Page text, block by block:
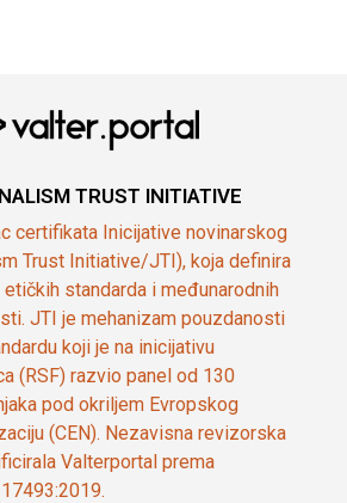
TRUST INITIATIVE
certifikata Inicijative novinarskog
Trust Initiative/JTI), koja definira
standarda i međunarodnih
JTI je mehanizam pouzdanosti
koji je na inicijativu
(RSF) razvio panel od 130
pod okriljem Evropskog
(CEN). Nezavisna revizorska
Valterportal prema